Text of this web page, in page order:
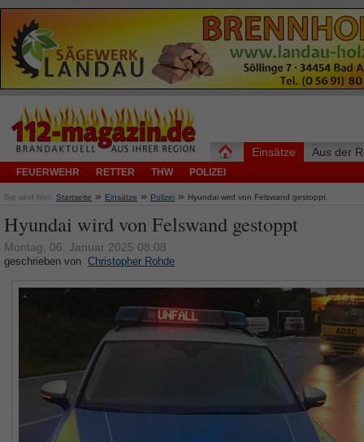
Einsätze
FEUERWEHR RETTER THW POLIZEI
Aus der
Sie sind hier: Startseite » Einsätze » Polizei » Hyundai wird von Felswand gestoppt
Hyundai wird von Felswand gestoppt
Montag, 06. Januar 2025 08:08
geschrieben von Christopher Rohde